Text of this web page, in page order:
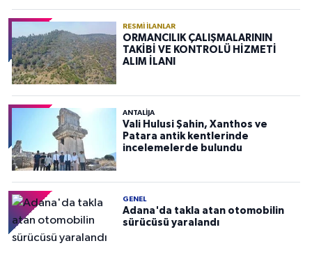
RESMI İLANLAR
ORMANCILIK ÇALIŞMALARININ
TAKİBİ VE KONTROLÜ HİZMETİ
ALIM İLANI
ANTALIJA
Vali Hulusi Şahin, Xanthos ve
Patara antik kentlerinde
incelemelerde bulundu
GENEL
Adana'da takla atan otomobilin
sürücüsü yaralandı